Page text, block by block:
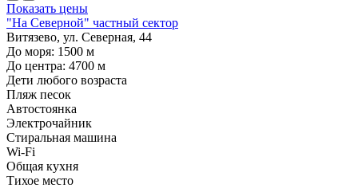
Показать цены
"На Северной" частный сектор
Витязево, ул. Северная, 44
До моря: 1500 м
До центра: 4700 м
Дети любого возраста
Пляж песок
Автостоянка
Электрочайник
Стиральная машина
Wi-Fi
Общая кухня
Тихое место